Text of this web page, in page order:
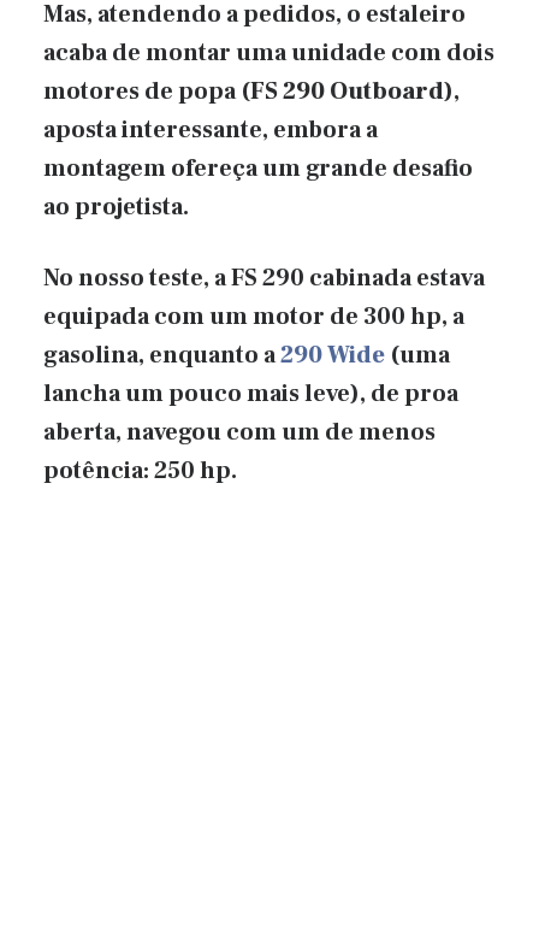
Mas, atendendo a pedidos, o estaleiro
acaba de montar uma unidade com dois
motores de popa (FS 290 Outboard),
aposta interessante, embora a
montagem ofereça um grande desafio
ao projetista.
No nosso teste, a FS 290 cabinada estava
equipada com um motor de 300 hp, a
gasolina, enquanto a290 Wide (uma
lancha um pouco mais leve), de proa
aberta, navegou com um de menos
potência: 250 hp.